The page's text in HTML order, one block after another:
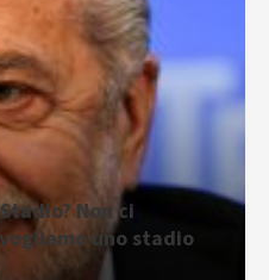
Non ci
uno stadio